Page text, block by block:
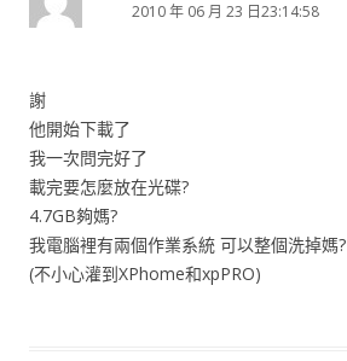
2010 年 06 月 23 日23:14:58
謝
他開始下載了
我一次問完好了
載完要怎麼放在光碟?
4.7GB夠媽?
我電腦裡有兩個作業系統 可以整個洗掉媽?
(不小心灌到XPhome和xpPRO)